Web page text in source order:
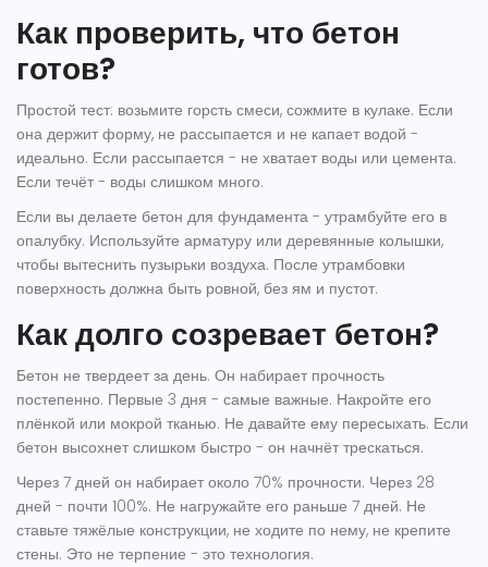
Как проверить, что бетон
готов?
Простой тест: возьмите горсть смеси, сожмите в кулаке. Если
она держит форму, не рассыпается и не капает водой -
идеально. Если рассыпается - не хватает воды или цемента.
Если течёт - воды слишком много.
Если вы делаете бетон для фундамента - утрамбуйте его в
опалубку. Используйте арматуру или деревянные колышки,
чтобы вытеснить пузырьки воздуха. После утрамбовки
поверхность должна быть ровной, без ям и пустот.
Как долго созревает бетон?
Бетон не твердеет за день. Он набирает прочность
постепенно. Первые 3 дня - самые важные. Накройте его
плёнкой или мокрой тканью. Не давайте ему пересыхать. Если
бетон высохнет слишком быстро - он начнёт трескаться.
Через 7 дней он набирает около 70% прочности. Через 28
дней - почти 100%. Не нагружайте его раньше 7 дней. Не
ставьте тяжёлые конструкции, не ходите по нему, не крепите
стены. Это не терпение - это технология.